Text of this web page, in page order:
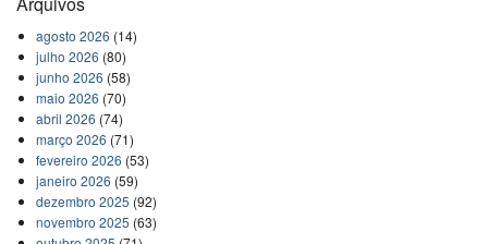
agosto 2026 (14)
julho 2026 (80)
junho 2026 (58)
maio 2026 (70)
abril 2026 (74)
março 2026 (71)
fevereiro 2026 (53)
janeiro 2026 (59)
dezembro 2025 (92)
novembro 2025 (63)